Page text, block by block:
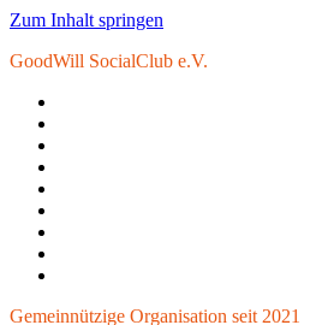
Zum Inhalt springen
GoodWill SocialClub e.V.
Gemeinnützige Organisation seit 2021